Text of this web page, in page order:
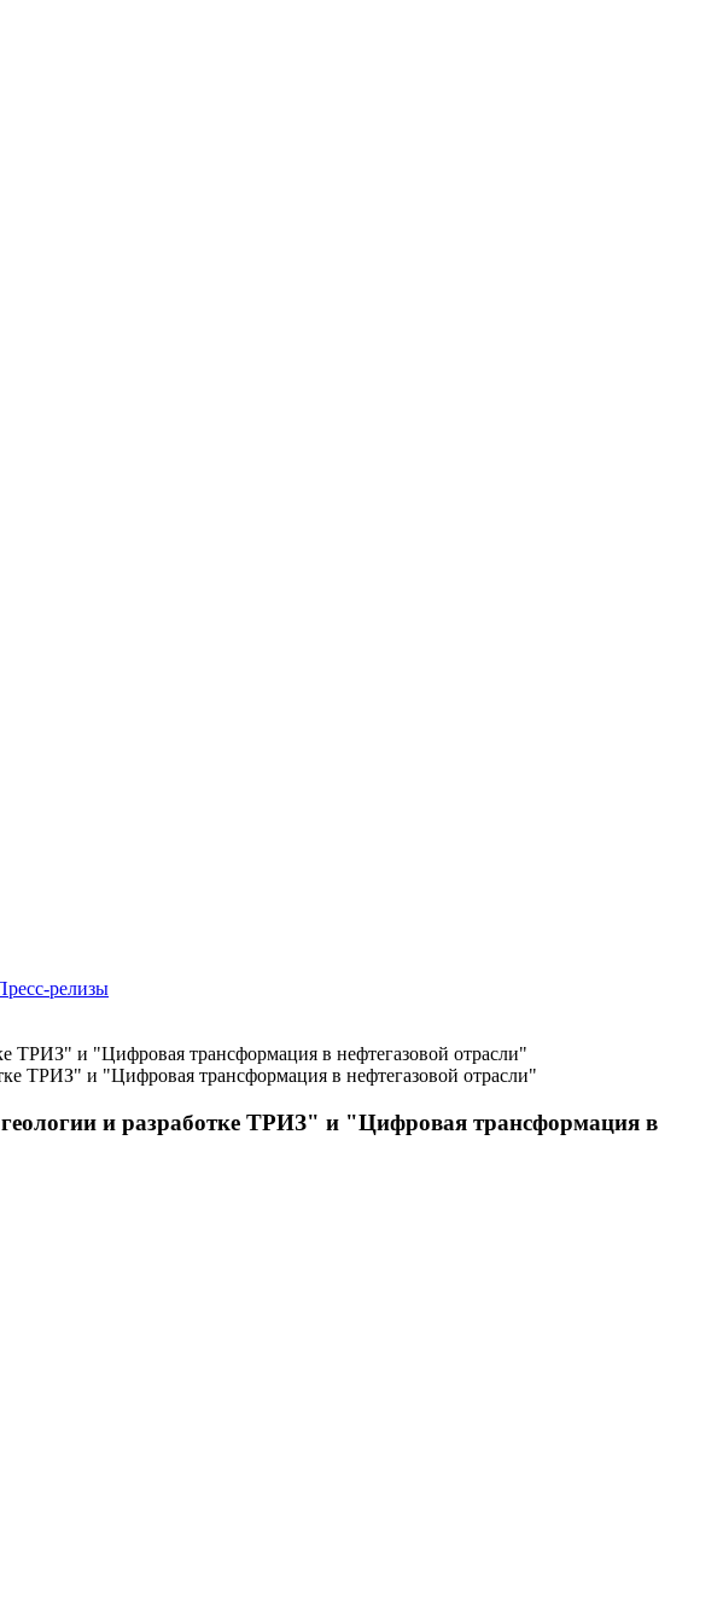
релизы
ТРИЗ" и "Цифровая трансформация в нефтегазовой отрасли"
и разработке ТРИЗ" и "Цифровая трансформация в